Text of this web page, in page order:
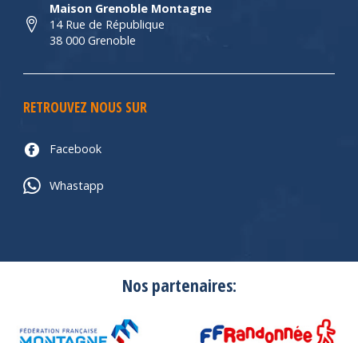
Maison Grenoble Montagne
14 Rue de République
38 000 Grenoble
RETROUVEZ NOUS SUR
Facebook
Whastapp
Nos partenaires: